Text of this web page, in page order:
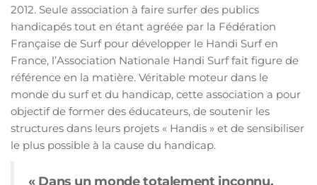
2012. Seule association à faire surfer des publics
handicapés tout en étant agréée par la Fédération
Française de Surf pour développer le Handi Surf en
France, l’Association Nationale Handi Surf fait figure de
référence en la matière. Véritable moteur dans le
monde du surf et du handicap, cette association a pour
objectif de former des éducateurs, de soutenir les
structures dans leurs projets « Handis » et de sensibiliser
le plus possible à la cause du handicap.
« Dans un monde totalement inconnu,